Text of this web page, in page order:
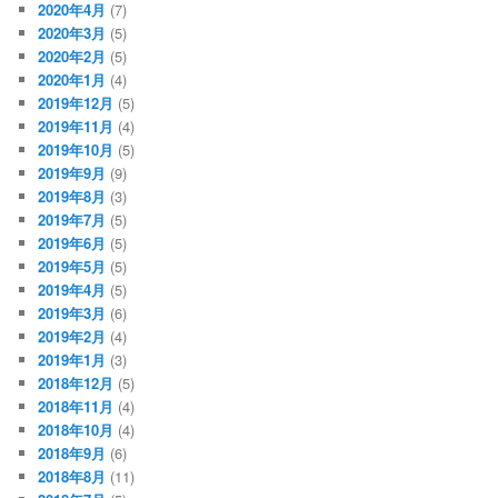
2020年4月 (7)
2020年3月 (5)
2020年2月 (5)
2020年1月 (4)
2019年12月 (5)
2019年11月 (4)
2019年10月 (5)
2019年9月 (9)
2019年8月 (3)
2019年7月 (5)
2019年6月 (5)
2019年5月 (5)
2019年4月 (5)
2019年3月 (6)
2019年2月 (4)
2019年1月 (3)
2018年12月 (5)
2018年11月 (4)
2018年10月 (4)
2018年9月 (6)
2018年8月 (11)